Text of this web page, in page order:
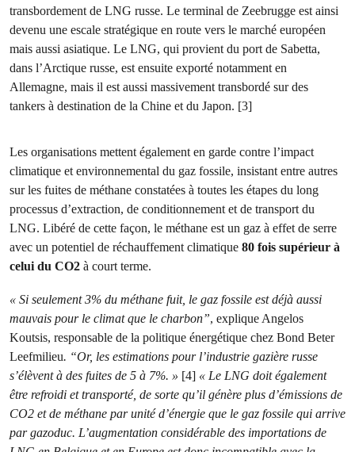
transbordement de LNG russe. Le terminal de Zeebrugge est ainsi
devenu une escale stratégique en route vers le marché européen
mais aussi asiatique. Le LNG, qui provient du port de Sabetta,
dans l’Arctique russe, est ensuite exporté notamment en
Allemagne, mais il est aussi massivement transbordé sur des
tankers à destination de la Chine et du Japon. [3]
Les organisations mettent également en garde contre l’impact
climatique et environnemental du gaz fossile, insistant entre autres
sur les fuites de méthane constatées à toutes les étapes du long
processus d’extraction, de conditionnement et de transport du
LNG. Libéré de cette façon, le méthane est un gaz à effet de serre
avec un potentiel de réchauffement climatique 80 fois supérieur à
celui du CO2 à court terme.
« Si seulement 3% du méthane fuit, le gaz fossile est déjà aussi
mauvais pour le climat que le charbon”, explique Angelos
Koutsis, responsable de la politique énergétique chez Bond Beter
Leefmilieu. “Or, les estimations pour l’industrie gazière russe
s’élèvent à des fuites de 5 à 7%. » [4] « Le LNG doit également
être refroidi et transporté, de sorte qu’il génère plus d’émissions de
CO2 et de méthane par unité d’énergie que le gaz fossile qui arrive
par gazoduc. L’augmentation considérable des importations de